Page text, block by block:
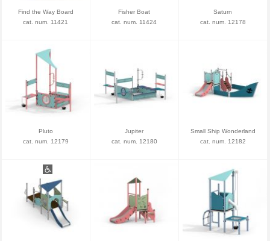
Find the Way Board
cat. num. 11421
Fisher Boat
cat. num. 11424
Saturn
cat. num. 12178
Pluto
cat. num. 12179
Jupiter
cat. num. 12180
Small Ship Wonderland
cat. num. 12182